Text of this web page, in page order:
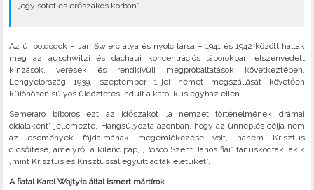
„egy sötét és erőszakos korban”.
Az új boldogok – Jan Świerc atya és nyolc társa – 1941 és 1942 között haltak
meg az auschwitzi és dachaui koncentrációs táborokban elszenvedett
kínzások, verések és rendkívüli megpróbáltatások következtében.
Lengyelország 1939. szeptember 1-jei német megszállását követően
különösen súlyos üldöztetés indult a katolikus egyház ellen.
Semeraro bíboros ezt az időszakot „a nemzet történelmének drámai
oldalaként” jellemezte. Hangsúlyozta azonban, hogy az ünneplés célja nem
az események fájdalmának megemlékezése volt, hanem Krisztus
dicsőítése, amelyről a kilenc pap, „Bosco Szent János fiai” tanúskodtak, akik
„mint Krisztus és Krisztussal együtt adták életüket”.
A fiatal Karol Wojtyła által ismert mártírok